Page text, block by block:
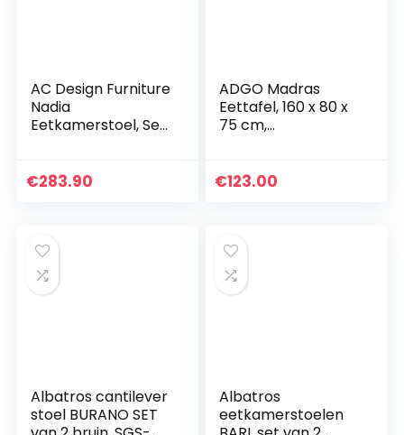
AC Design Furniture
Nadia
Eetkamerstoel, Set
€283.90
ADGO Madras
Eettafel, 160 x 80 x
75 cm,
het gezin,
€123.00
Albatros cantilever
stoel BURANO SET
Albatros
eetkamerstoelen